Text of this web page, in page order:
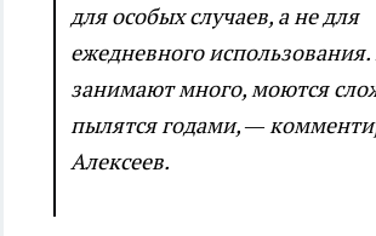
для особых случаев, а не для
ежедневного
занимают много, моются
пылятся годами, —
Алексеев.